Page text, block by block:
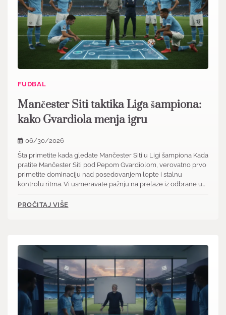
FUDBAL
Mančester Siti taktika Liga šampiona:
kako Gvardiola menja igru
06/30/2026
Šta primetite kada gledate Mančester Siti u Ligi šampiona Kada
pratite Mančester Siti pod Pepom Gvardiolom, verovatno prvo
primetite dominaciju nad posedovanjem lopte i stalnu
kontrolu ritma. Vi usmeravate pažnju na prelaze iz odbrane u…
PROČITAJ VIŠE